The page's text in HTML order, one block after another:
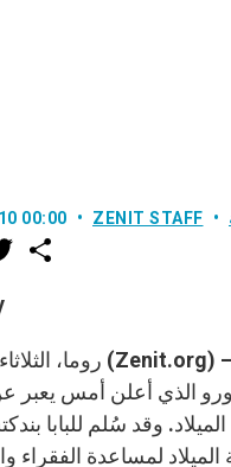
00:00 ZENIT STAFF
w
r
يورو الذي أعلن أمس يعبر
الميلاد. وقد سُلم للبابا
الميلاد لمساعدة